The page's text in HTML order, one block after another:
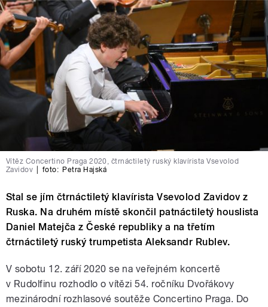
Vítěz Concertino Praga 2020, čtrnáctiletý ruský klavírista Vsevolod
Zavidov
foto: Petra Hajská
Stal se jím čtrnáctiletý klavírista Vsevolod Zavidov z
Ruska. Na druhém místě skončil patnáctiletý houslista
Daniel Matejča z České republiky a na třetím
čtrnáctiletý ruský trumpetista Aleksandr Rublev.
V sobotu 12. září 2020 se na veřejném koncertě
v Rudolfinu rozhodlo o vítězi 54. ročníku Dvořákovy
mezinárodní rozhlasové soutěže Concertino Praga. Do